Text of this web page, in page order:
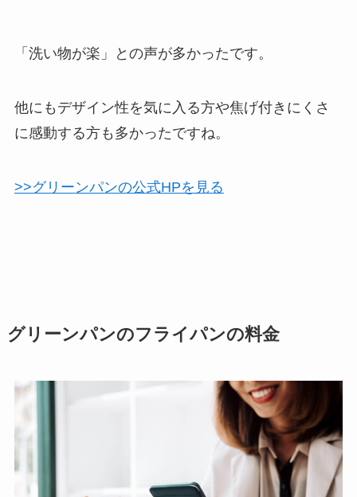
「洗い物が楽」との声が多かったです。
他にもデザイン性を気に入る方や焦げ付きにくさ
に感動する方も多かったですね。
>>グリーンパンの公式HPを見る
グリーンパンのフライパンの料金